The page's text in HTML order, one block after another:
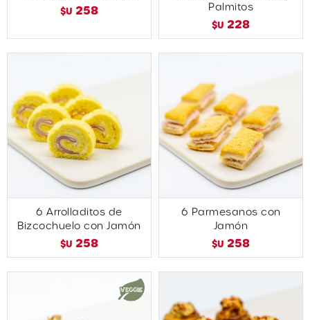
$U 258
Palmitos
$U 228
6 Arrolladitos de
Bizcochuelo con Jamón
$U 258
6 Parmesanos con
Jamón
$U 258